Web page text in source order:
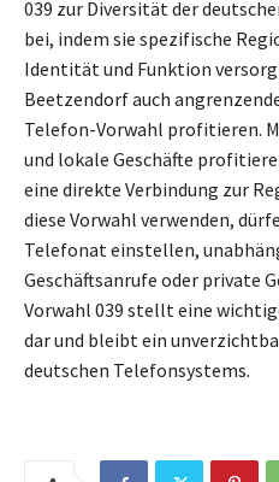
039 zur Diversität der
bei, indem sie spezifische
Identität und Funktion
Beetzendorf auch
Telefon-Vorwahl profitieren.
und lokale Geschäfte
eine direkte Verbindung zur
diese Vorwahl verwenden,
Telefonat einstellen,
Geschäftsanrufe oder private
Vorwahl 039 stellt eine
dar und bleibt ein
deutschen Telefonsystems.